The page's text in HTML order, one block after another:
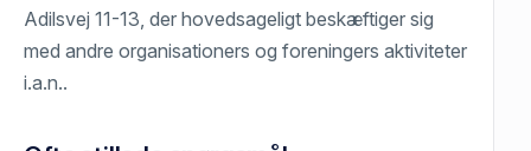
Adilsvej 11-13, der hovedsageligt beskæftiger sig
med andre organisationers og foreningers aktiviteter
i.a.n..